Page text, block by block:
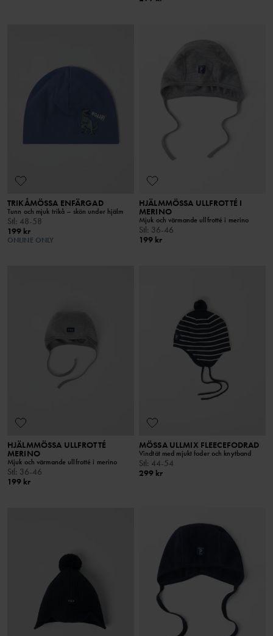
TRIKÅMÖSSA ENFÄRGAD
Tunn och mjuk trikå – skön under hjälm
Stl: 48-58
199 kr
ONLINE ONLY
HJÄLMMÖSSA ULLFROTTÉ I
MERINO
Mjuk och värmande ullfrotté i merino
Stl: 36-46
199 kr
HJÄLMMÖSSA ULLFROTTÉ
MERINO
Mjuk och värmande ullfrotté i merino
Stl: 36-46
199 kr
MÖSSA ULLMIX FLEECEFODRAD
Vindtät med mjukt foder och knytband
Stl: 44-54
299 kr